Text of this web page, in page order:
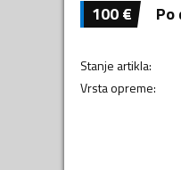
100€ Po
Stanje artikla:
Vrsta opreme: